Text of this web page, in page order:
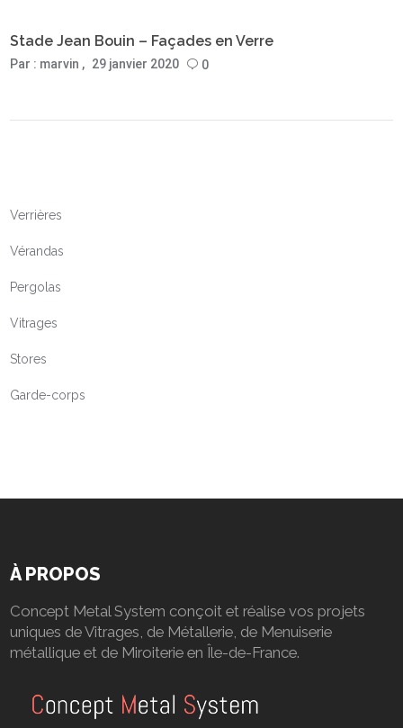
Stade Jean Bouin – Façades en Verre
Par : marvin 29 janvier 2020 0
Verrières
Vérandas
Pergolas
Vitrages
Stores
Garde-corps
À PROPOS
Concept Metal System conçoit et réalise vos projets
uniques de Vitrages, de Métallerie, de Menuiserie
métallique et de Miroiterie en Île-de-France.